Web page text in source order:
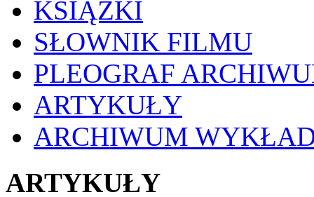
KSIĄŻKI
SŁOWNIK FILMU
PLEOGRAF
ARTYKUŁY
ARCHIWUM
ARTYKUŁY